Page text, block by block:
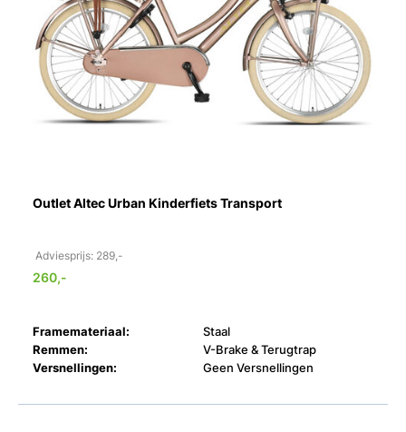
Outlet Altec Urban Kinderfiets Transport
Adviesprijs: 289,-
260,-
Framemateriaal:
Staal
Remmen:
V-Brake & Terugtrap
Versnellingen:
Geen Versnellingen